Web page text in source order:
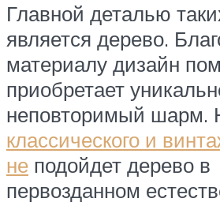
Главной деталью
является дерево.
материалу дизайн
приобретает
неповторимый шарм.
классического и
не подойдет дерево в
первозданном